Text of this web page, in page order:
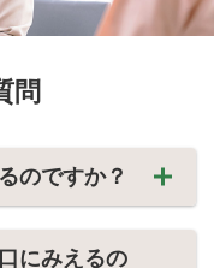
問
のですか？
にみえるの